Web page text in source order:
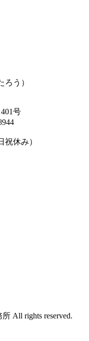
う）
号
休み）
All rights reserved.